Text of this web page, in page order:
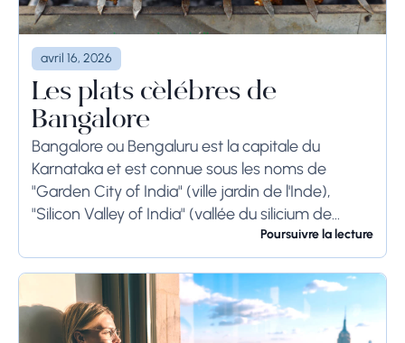
avril 16, 2026
Les plats célèbres de
Bangalore
Bangalore ou Bengaluru est la capitale du
Karnataka et est connue sous les noms de
"Garden City of India" (ville jardin de l'Inde),
"Silicon Valley of India" (vallée du silicium de
Poursuivre la lecture